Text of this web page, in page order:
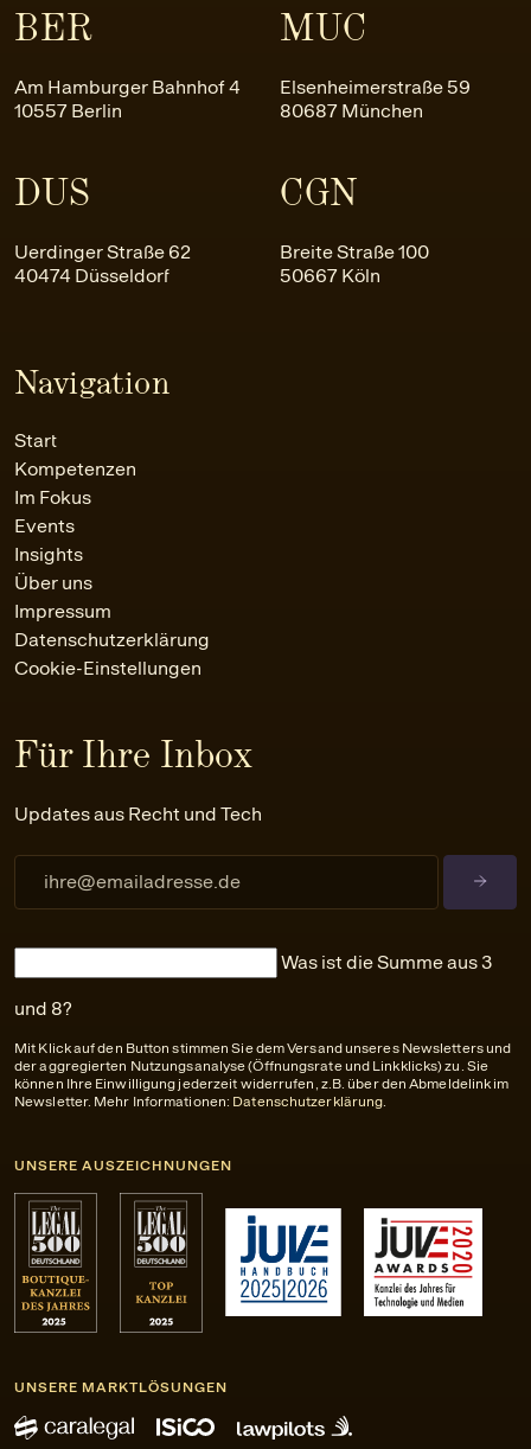
BER
Am Hamburger Bahnhof 4
10557 Berlin
MUC
Elsenheimerstraße 59
80687 München
DUS
Uerdinger Straße 62
40474 Düsseldorf
CGN
Breite Straße 100
50667 Köln
Navigation
Start
Kompetenzen
Im Fokus
Events
Insights
Über uns
Impressum
Datenschutzerklärung
Cookie-Einstellungen
Für Ihre Inbox
Updates aus Recht und Tech
Was ist die Summe aus 3
und 8?
Mit Klick auf den Button stimmen Sie dem Versand unseres Newsletters und
der aggregierten Nutzungsanalyse (Öffnungsrate und Linkklicks) zu. Sie
können Ihre Einwilligung jederzeit widerrufen, z.B. über den Abmeldelink im
Newsletter. Mehr Informationen: Datenschutzerklärung
UNSERE AUSZEICHNUNGEN
UNSERE MARKTLÖSUNGEN